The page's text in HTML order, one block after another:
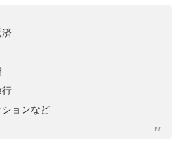
済
行
ションなど